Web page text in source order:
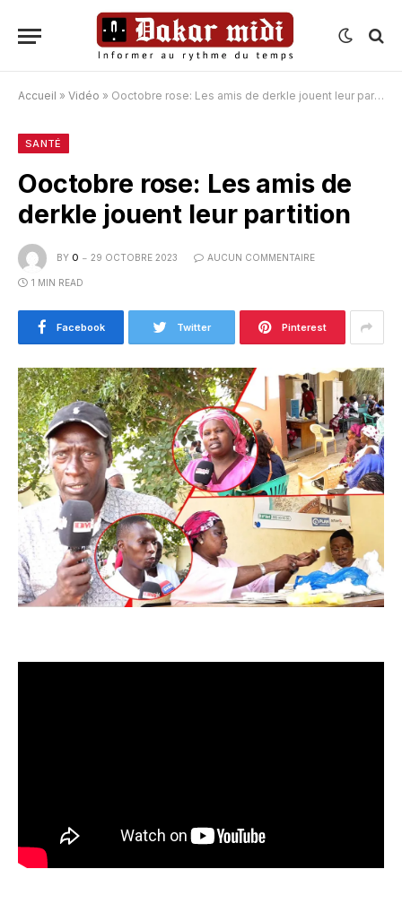
Accueil » Vidéo » Ooctobre rose: Les amis de derkle jouent leur partition
SANTÉ
Ooctobre rose: Les amis de
derkle jouent leur partition
BY O 29 OCTOBRE 2023 AUCUN COMMENTAIRE
1 MIN READ
Facebook Twitter Pinterest